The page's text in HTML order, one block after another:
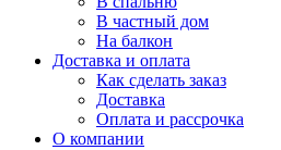
В частный дом
На балкон
Доставка и оплата
Как сделать заказ
Доставка
Оплата и рассрочка
О компании